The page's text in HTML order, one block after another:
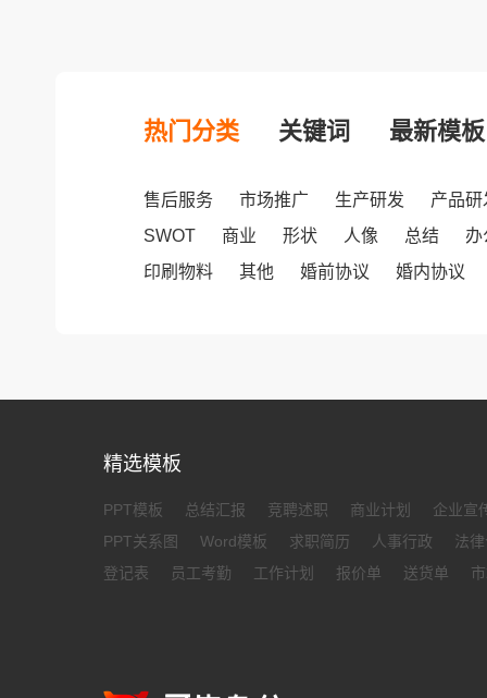
热门分类 关键词 最新模板
售后服务 市场推广 生产研发
产品研
SWOT
商业 形状 人像 总结
办
印刷物料
其他 婚前协议 婚内协议
精选模板
PPT模板 总结汇报 竞聘述职 商业计划
企业宣
PPT关系图
Word模板 求职简历 人事行政
法
登记表
员工考勤 工作计划 报价单 送货单